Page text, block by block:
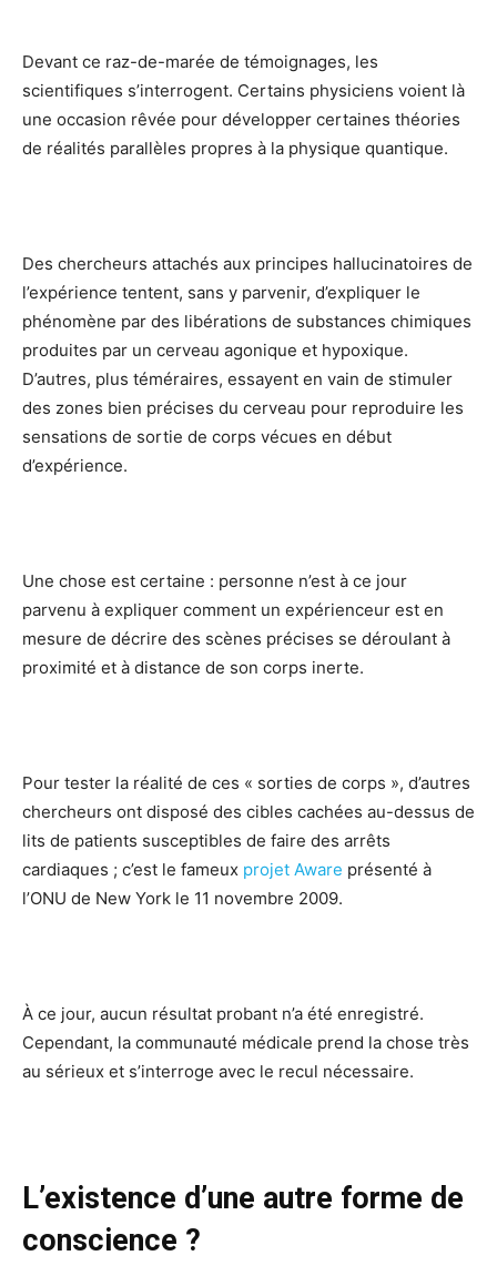
Devant ce raz-de-marée de témoignages, les
scientifiques s’interrogent. Certains physiciens voient là
une occasion rêvée pour développer certaines théories
de réalités parallèles propres à la physique quantique.
Des chercheurs attachés aux principes hallucinatoires de
l’expérience tentent, sans y parvenir, d’expliquer le
phénomène par des libérations de substances chimiques
produites par un cerveau agonique et hypoxique.
D’autres, plus téméraires, essayent en vain de stimuler
des zones bien précises du cerveau pour reproduire les
sensations de sortie de corps vécues en début
d’expérience.
Une chose est certaine : personne n’est à ce jour
parvenu à expliquer comment un expérienceur est en
mesure de décrire des scènes précises se déroulant à
proximité et à distance de son corps inerte.
Pour tester la réalité de ces « sorties de corps », d’autres
chercheurs ont disposé des cibles cachées au-dessus de
lits de patients susceptibles de faire des arrêts
cardiaques ; c’est le fameux projet Aware présenté à
l’ONU de New York le 11 novembre 2009.
À ce jour, aucun résultat probant n’a été enregistré.
Cependant, la communauté médicale prend la chose très
au sérieux et s’interroge avec le recul nécessaire.
L’existence d’une autre forme de
conscience ?